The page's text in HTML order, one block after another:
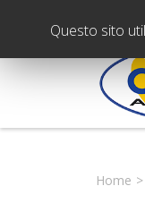
Home
Questo sito